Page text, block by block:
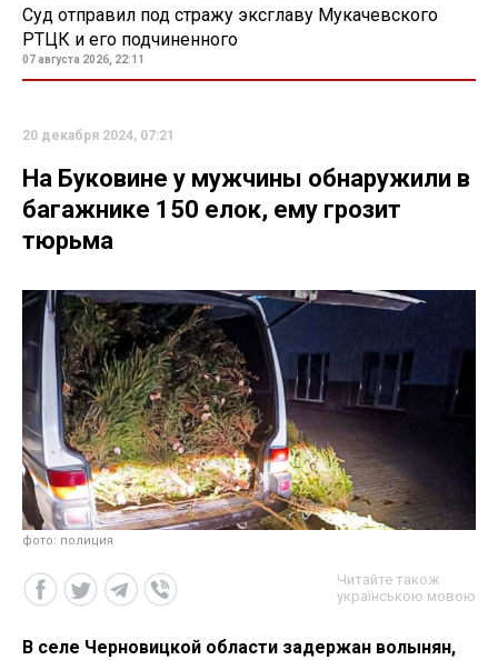
Суд отправил под стражу эксглаву Мукачевского
РТЦК и его подчиненного
07 августа 2026, 22:11
20 декабря 2024, 07:21
На Буковине у мужчины обнаружили в
багажнике 150 елок, ему грозит
тюрьма
фото: полиция
Читайте також
українською мовою
В селе Черновицкой области задержан волынян,